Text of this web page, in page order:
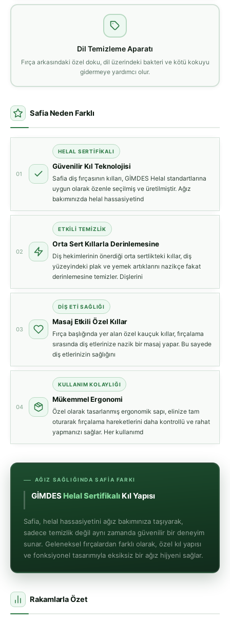
Dil Temizleme Aparatı
Fırça arkasındaki özel doku, dil üzerindeki bakteri ve kötü kokuyu
gidermeye yardımcı olur.
Safia Neden Farklı
01
HELAL SERTIFIKALI
Güvenilir Kıl Teknolojisi
Safia diş fırçasının kılları, GİMDES Helal standartlarına
uygun olarak özenle seçilmiş ve üretilmiştir. Ağız
bakımınızda helal hassasiyetind
02
ETKILI TEMIZLIK
Orta Sert Kıllarla Derinlemesine
Diş hekimlerinin önerdiği orta sertlikteki kıllar, diş
yüzeyindeki plak ve yemek artıklarını nazikçe fakat
derinlemesine temizler. Dişlerini
03
DIŞ ETI SAĞLIĞI
Masaj Etkili Özel Kıllar
Fırça başlığında yer alan özel kauçuk kıllar, fırçalama
sırasında diş etlerinize nazik bir masaj yapar. Bu sayede
diş etlerinizin sağlığını
04
KULLANIM KOLAYLIĞI
Mükemmel Ergonomi
Özel olarak tasarlanmış ergonomik sapı, elinize tam
oturarak fırçalama hareketlerini daha kontrollü ve rahat
yapmanızı sağlar. Her kullanımd
AĞIZ SAĞLIĞINDA SAFIA FARKI
GİMDESHelal SertifikalıKıl Yapısı
Safia, helal hassasiyetini ağız bakımınıza taşıyarak,
sadece temizlik değil aynı zamanda güvenilir bir deneyim
sunar. Geleneksel fırçalardan farklı olarak, özel kıl yapısı
ve fonksiyonel tasarımıyla eksiksiz bir ağız hijyeni sağlar.
Rakamlarla Özet